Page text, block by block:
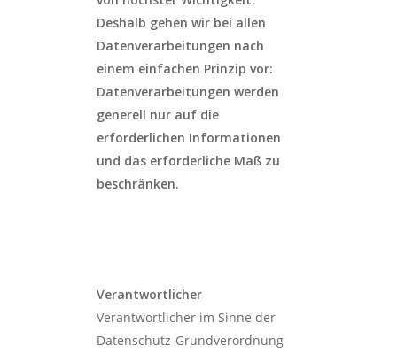
Deshalb gehen wir bei allen
Datenverarbeitungen nach
einem einfachen Prinzip vor:
Datenverarbeitungen werden
generell nur auf die
erforderlichen Informationen
und das erforderliche Maß zu
beschränken.
Verantwortlicher
Verantwortlicher im Sinne der
Datenschutz-Grundverordnung